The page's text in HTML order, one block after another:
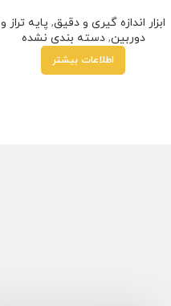
ابزار اندازه گیری و دقیق, پایه تراز و
دوربین,دسته بندی نشده
اطلاعات بیشتر